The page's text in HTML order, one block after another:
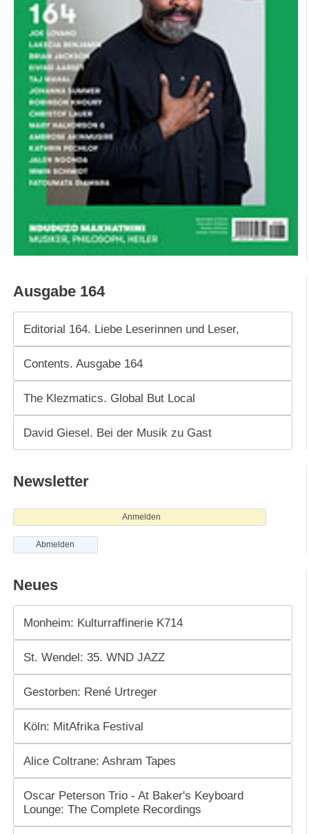
Ausgabe 164
Editorial 164. Liebe Leserinnen und Leser,
Contents. Ausgabe 164
The Klezmatics. Global But Local
David Giesel. Bei der Musik zu Gast
Newsletter
Anmelden
Abmelden
Neues
Monheim: Kulturraffinerie K714
St. Wendel: 35. WND JAZZ
Gestorben: René Urtreger
Köln: MitAfrika Festival
Alice Coltrane: Ashram Tapes
Oscar Peterson Trio - At Baker's Keyboard
Lounge: The Complete Recordings